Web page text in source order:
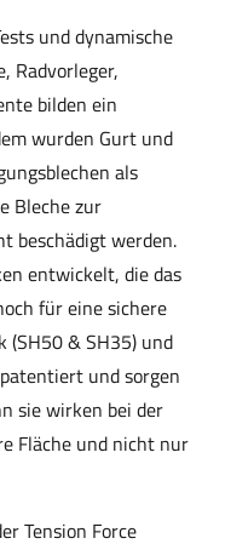
und dynamische
Radvorleger,
bilden ein
wurden Gurt und
als
Bleche zur
beschädigt werden.
entwickelt, die das
für eine sichere
(SH50 & SH35) und
und sorgen
sie wirken bei der
Fläche und nicht nur
Tension Force